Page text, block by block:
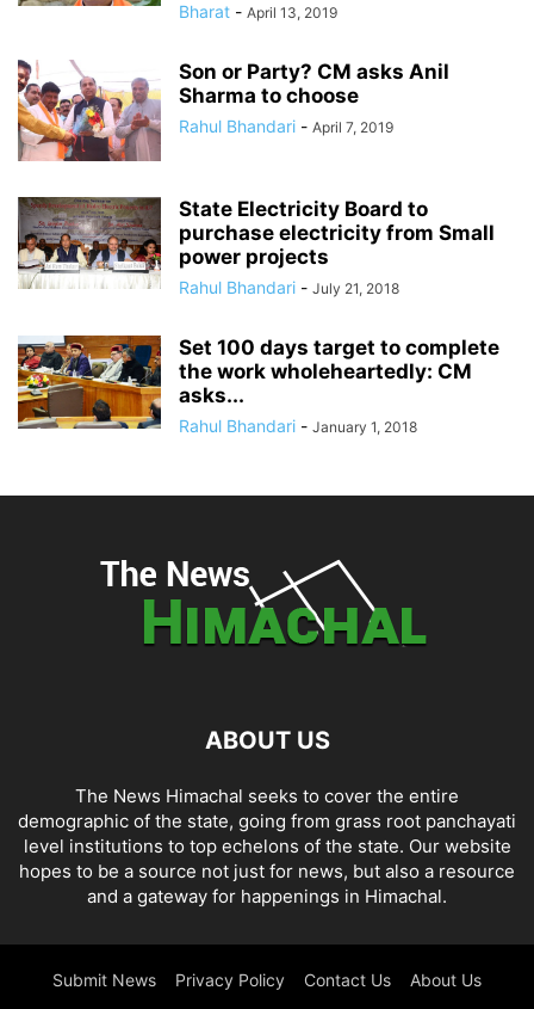
Bharat - April 13, 2019
Son or Party? CM asks Anil
Sharma to choose
Rahul Bhandari - April 7, 2019
State Electricity Board to
purchase electricity from Small
power projects
Rahul Bhandari - July 21, 2018
Set 100 days target to complete
the work wholeheartedly: CM
asks...
Rahul Bhandari - January 1, 2018
ABOUT US
The News Himachal seeks to cover the entire
demographic of the state, going from grass root panchayati
level institutions to top echelons of the state. Our website
hopes to be a source not just for news, but also a resource
and a gateway for happenings in Himachal.
Submit News Privacy Policy Contact Us About Us